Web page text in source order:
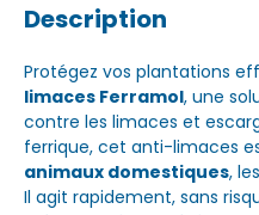
Description
Protégez vos plantations
limaces Ferramol, une
contre les limaces et
ferrique, cet anti-limaces
animaux domestiques,
Il agit rapidement, sans